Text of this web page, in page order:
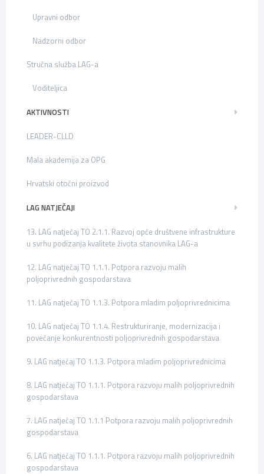
Upravni odbor
Nadzorni odbor
Stručna služba LAG-a
Voditeljica
AKTIVNOSTI
LEADER-CLLD
Mala akademija za OPG
Hrvatski otočni proizvod
LAG NATJEČAJI
13. LAG natječaj TO 2.1.1. Razvoj opće društvene infrastrukture
u svrhu podizanja kvalitete života stanovnika LAG-a
12. LAG natječaj TO 1.1.1. Potpora razvoju malih
poljoprivrednih gospodarstava
11. LAG natječaj TO 1.1.3. Potpora mladim poljoprivrednicima
10. LAG natječaj TO 1.1.4. Restrukturiranje, modernizacija i
povećanje konkurentnosti poljoprivrednih gospodarstava
9. LAG natječaj TO 1.1.3. Potpora mladim poljoprivrednicima
8. LAG natječaj TO 1.1.1. Potpora razvoju malih poljoprivrednih
gospodarstava
7. LAG natječaj TO 1.1.1 Potpora razvoju malih poljoprivrednih
gospodarstava
6. LAG natječaj TO 1.1.1. Potpora razvoju malih poljoprivrednih
gospodarstava